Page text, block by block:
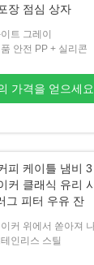
장 점심 상자
트 그레이
안전 PP + 실리콘
가격을 얻으세요
피 케이틀 냄비
커 클래식 유리
그 피터 우유 잔
커 위에서 쏟아져
인리스 스틸